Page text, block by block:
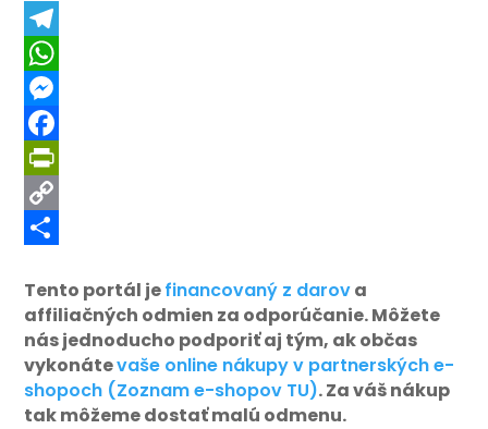
Telegram
WhatsApp
Messenger
Facebook
PrintFriendly
Copy
Tento portál jefinancovaný z darova
affiliačných odmien za odporúčanie. Môžete
nás jednoducho podporiť aj tým, ak občas
vykonátevaše online nákupy v partnerských e-
shopoch (Zoznam e-shopov TU). Za váš nákup
tak môžeme dostať malú odmenu.